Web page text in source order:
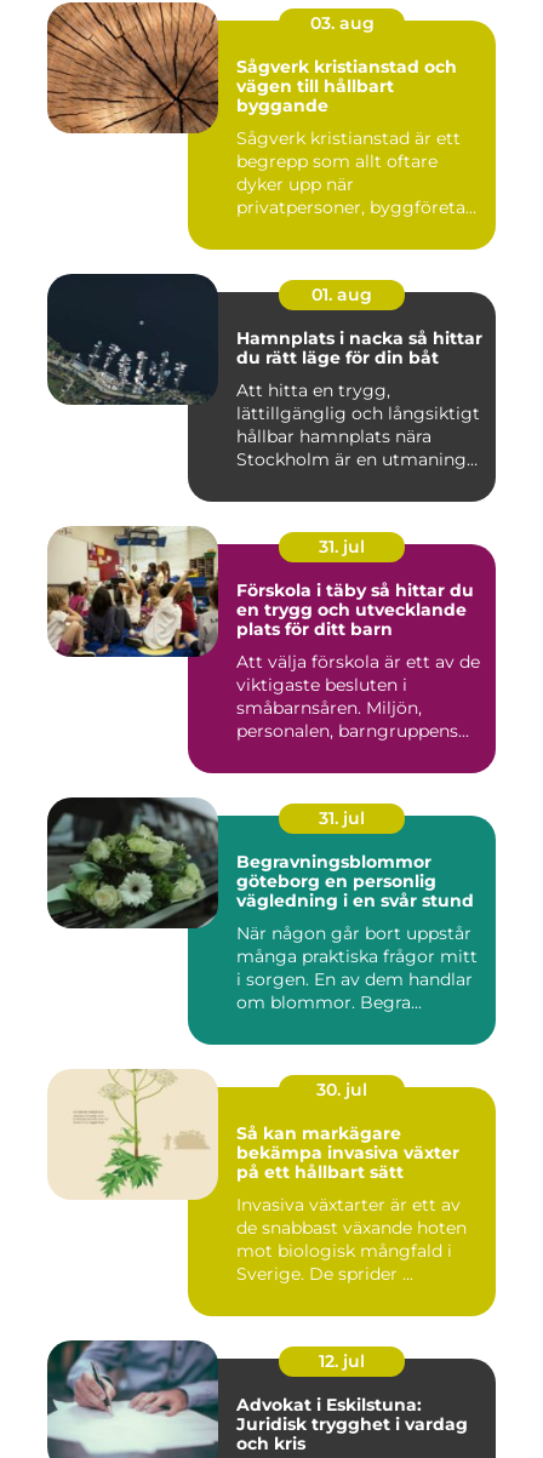
03. aug
Sågverk kristianstad och
vägen till hållbart
byggande
Sågverk kristianstad är ett
begrepp som allt oftare
dyker upp när
privatpersoner, byggföretag
01. aug
Hamnplats i nacka så hittar
du rätt läge för din båt
Att hitta en trygg,
lättillgänglig och långsiktigt
hållbar hamnplats nära
Stockholm är en utmaning
31. jul
Förskola i täby så hittar du
en trygg och utvecklande
plats för ditt barn
Att välja förskola är ett av de
viktigaste besluten i
småbarnsåren. Miljön,
personalen, barngruppens...
31. jul
Begravningsblommor
göteborg en personlig
vägledning i en svår stund
När någon går bort uppstår
många praktiska frågor mitt
i sorgen. En av dem handlar
om blommor. Begra...
30. jul
Så kan markägare
bekämpa invasiva växter
på ett hållbart sätt
Invasiva växtarter är ett av
de snabbast växande hoten
mot biologisk mångfald i
Sverige. De sprider ...
12. jul
Advokat i Eskilstuna:
Juridisk trygghet i vardag
och kris